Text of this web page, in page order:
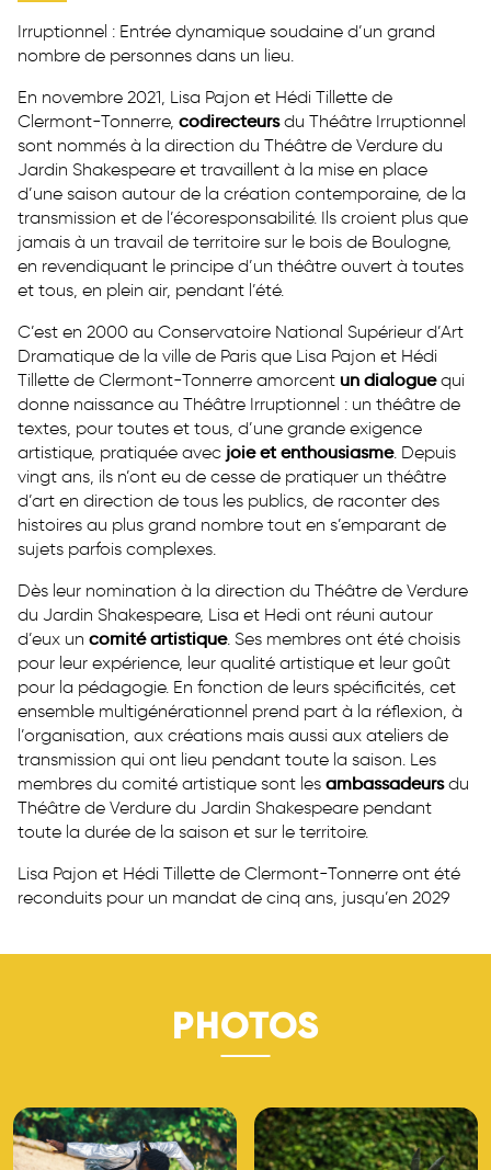
Irruptionnel : Entrée dynamique soudaine d’un grand
nombre de personnes dans un lieu.
En novembre 2021, Lisa Pajon et Hédi Tillette de
Clermont-Tonnerre, codirecteursdu Théâtre Irruptionnel
sont nommés à la direction du Théâtre de Verdure du
Jardin Shakespeare et travaillent à la mise en place
d’une saison autour de la création contemporaine, de la
transmission et de l’écoresponsabilité. Ils croient plus que
jamais à un travail de territoire sur le bois de Boulogne,
en revendiquant le principe d’un théâtre ouvert à toutes
et tous, en plein air, pendant l’été.
C’est en 2000 au Conservatoire National Supérieur d’Art
Dramatique de la ville de Paris que Lisa Pajon et Hédi
Tillette de Clermont-Tonnerre amorcent un dialoguequi
donne naissance au Théâtre Irruptionnel : un théâtre de
textes, pour toutes et tous, d’une grande exigence
artistique, pratiquée avec joie et enthousiasme. Depuis
vingt ans, ils n’ont eu de cesse de pratiquer un théâtre
d’art en direction de tous les publics, de raconter des
histoires au plus grand nombre tout en s’emparant de
sujets parfois complexes.
Dès leur nomination à la direction du Théâtre de Verdure
du Jardin Shakespeare, Lisa et Hedi ont réuni autour
d’eux un comité artistique. Ses membres ont été choisis
pour leur expérience, leur qualité artistique et leur goût
pour la pédagogie. En fonction de leurs spécificités, cet
ensemble multigénérationnel prend part à la réflexion, à
l’organisation, aux créations mais aussi aux ateliers de
transmission qui ont lieu pendant toute la saison. Les
membres du comité artistique sont les ambassadeursdu
Théâtre de Verdure du Jardin Shakespeare pendant
toute la durée de la saison et sur le territoire.
Lisa Pajon et Hédi Tillette de Clermont-Tonnerre ont été
reconduits pour un mandat de cinq ans, jusqu’en 2029
PHOTOS